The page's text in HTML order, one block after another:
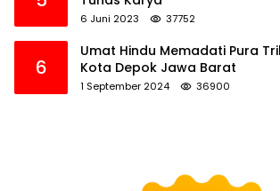
6 Juni 2023 37752
6
Umat Hindu Memadati Pura
Kota Depok Jawa Barat
1 September 2024 36900